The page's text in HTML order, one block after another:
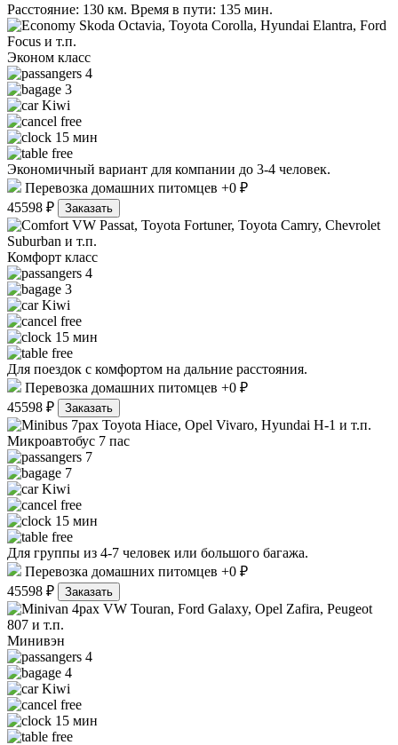
Расстояние: 130 км. Время в пути: 135 мин.
Skoda Octavia, Toyota Corolla, Hyundai Elantra, Ford
Focus и т.п.
Эконом класс
4
3
Kiwi
free
15 мин
free
Экономичный вариант для компании до 3-4 человек.
Перевозка домашних питомцев +0 ₽
45598 ₽
Заказать
VW Passat, Toyota Fortuner, Toyota Camry, Chevrolet
Suburban и т.п.
Комфорт класс
4
3
Kiwi
free
15 мин
free
Для поездок с комфортом на дальние расстояния.
Перевозка домашних питомцев +0 ₽
45598 ₽
Заказать
Toyota Hiace, Opel Vivaro, Hyundai H-1 и т.п.
Микроавтобус 7 пас
7
7
Kiwi
free
15 мин
free
Для группы из 4-7 человек или большого багажа.
Перевозка домашних питомцев +0 ₽
45598 ₽
Заказать
VW Touran, Ford Galaxy, Opel Zafira, Peugeot
807 и т.п.
Минивэн
4
4
Kiwi
free
15 мин
free